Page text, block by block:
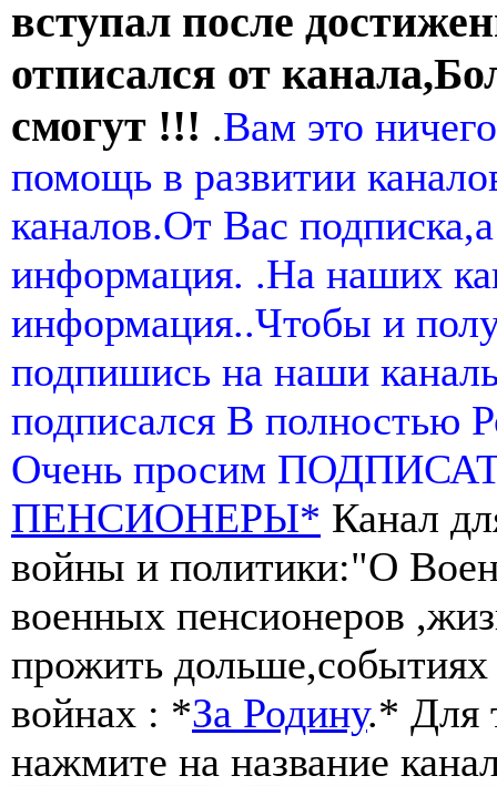
вступал после
отписался от
смогут !!! .Вам это
помощь в развитии
каналов.От Вас
информация. .На наших
информация..Чтобы и
подпишись на наши
подписался В полностью
Очень просим
ПЕНСИОНЕРЫ* Канал
войны и политики:"О
военных пенсионеров
прожить
войнах : *За Родину.* Для
нажмите на название